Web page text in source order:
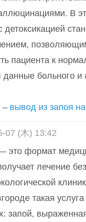
В
детоксикацией
пациента к
больного и
– вывод из запоя
07 (木) 13:42
это формат
лечение
такая услуга
запой,